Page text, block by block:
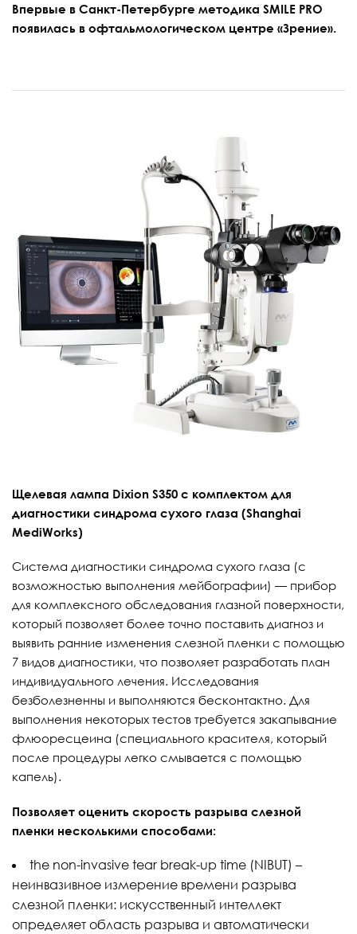
Впервые в Санкт-Петербурге методика SMILE PRO
появилась в офтальмологическом центре «‎Зрение»‎.
Щелевая лампа Dixion S350 с комплектом для
диагностики синдрома сухого глаза (Shanghai
MediWorks)
Система диагностики синдрома сухого глаза (с
возможностью выполнения мейбографии) — прибор
для комплексного обследования глазной поверхности,
который позволяет более точно поставить диагноз и
выявить ранние изменения слезной пленки с помощью
7 видов диагностики, что позволяет разработать план
индивидуального лечения. Исследования
безболезненны и выполняются бесконтактно. Для
выполнения некоторых тестов требуется закапывание
флюоресцеина (специального красителя, который
после процедуры легко смывается с помощью
капель).
Позволяет оценить скорость разрыва слезной
пленки несколькими способами:
the non-invasive tear break-up time (NIBUT) –
неинвазивное измерение времени разрыва
слезной пленки: искусственный интеллект
определяет область разрыва и автоматически